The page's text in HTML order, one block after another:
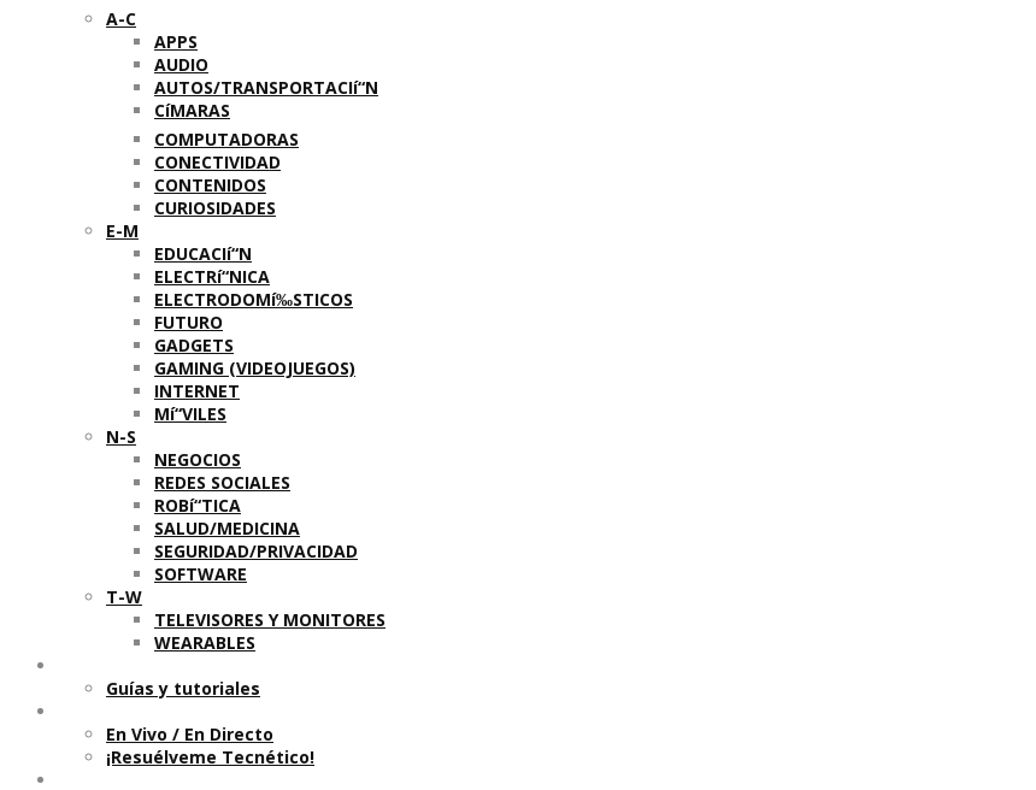
A-C
APPS
AUDIO
AUTOS/TRANSPORTACIí“N
CíMARAS
COMPUTADORAS
CONECTIVIDAD
CONTENIDOS
CURIOSIDADES
E-M
EDUCACIí“N
ELECTRí“NICA
ELECTRODOMí‰STICOS
FUTURO
GADGETS
GAMING (VIDEOJUEGOS)
INTERNET
Mí“VILES
N-S
NEGOCIOS
REDES SOCIALES
ROBí“TICA
SALUD/MEDICINA
SEGURIDAD/PRIVACIDAD
SOFTWARE
T-W
TELEVISORES Y MONITORES
WEARABLES
Guí­as y tutoriales
En Vivo / En Directo
¡Resuélveme Tecnético!